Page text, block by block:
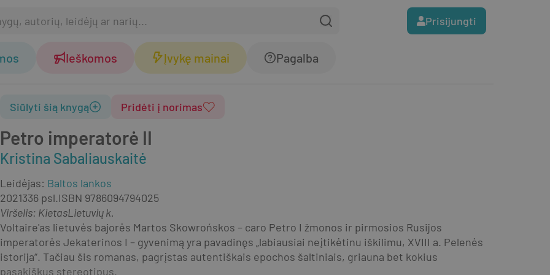
Prisijungti
Ieškomos Įvykę mainai Pagalba
Petro imperatorė II
Kristina Sabaliauskaitė
Siūlyti šią knygą Pridėti į norimas
Leidėjas: Baltos lankos
2021336 psl.ISBN 9786094794025
Viršelis: KietasLietuvių k.
Voltaire'as lietuvės bajorės Martos Skowrońskos – caro Petro I žmonos ir pirmosios Rusijos
imperatorės Jekaterinos I – gyvenimą yra pavadinęs „labiausiai neįtikėtinu iškilimu, XVIII a. Pelenės
istorija“. Tačiau šis romanas, pagrįstas autentiškais epochos šaltiniais, griauna bet kokius
pasakiškus stereotipus.